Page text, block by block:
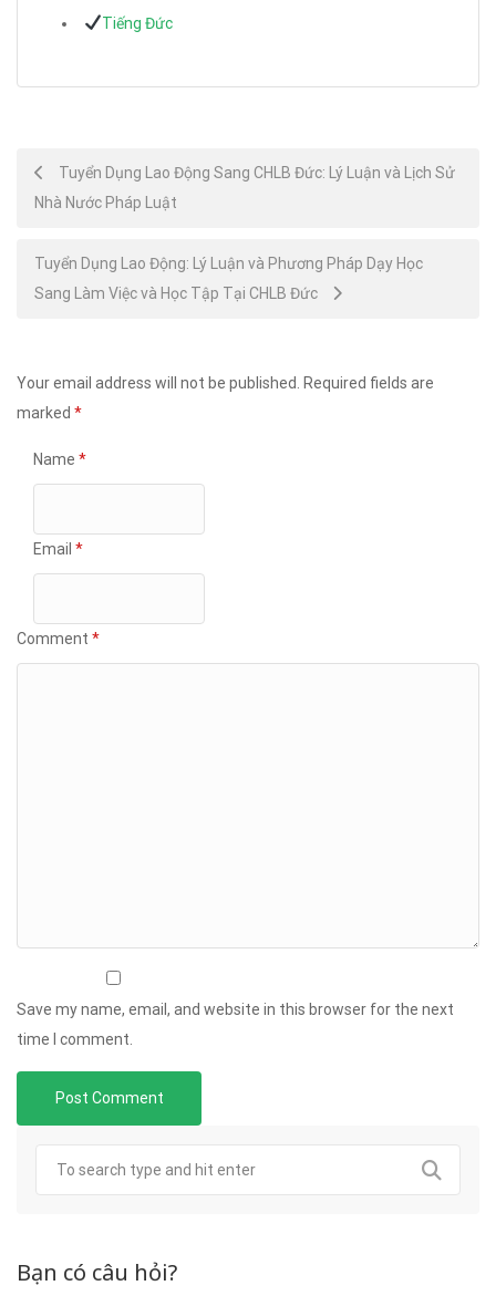
Tiếng Đức
Post
navigation
Tuyển Dụng Lao Động Sang CHLB Đức: Lý Luận và Lịch Sử
Nhà Nước Pháp Luật
Tuyển Dụng Lao Động: Lý Luận và Phương Pháp Dạy Học
Sang Làm Việc và Học Tập Tại CHLB Đức
Your email address will not be published.
Required fields are
marked *
Name *
Email *
Comment *
Save my name, email, and website in this browser for the next
time I comment.
Bạn có câu hỏi?